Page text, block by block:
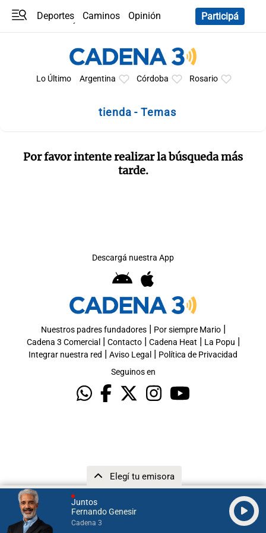
Juntos
Fernando Genesir
Cadena 3
Elegí tu emisora
Deportes Caminos
Opinión
Participá
Lo Último Argentina Córdoba Rosario
tienda - Temas
Por favor intente realizar la búsqueda más
tarde.
Descargá nuestra App
Nuestros padres fundadores| Por siempre Mario|
Cadena 3 Comercial | Contacto| Cadena Heat | La Popu |
Integrar nuestra red | Aviso Legal | Política de Privacidad
Seguinos en